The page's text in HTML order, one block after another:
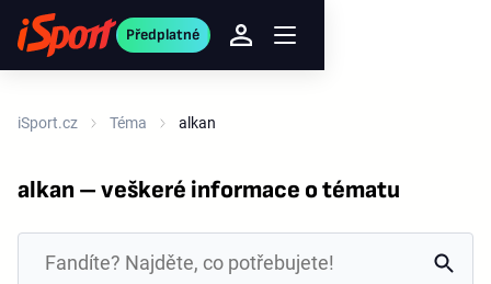
Předplatné
iSport.cz Téma alkan
alkan – veškeré informace o tématu